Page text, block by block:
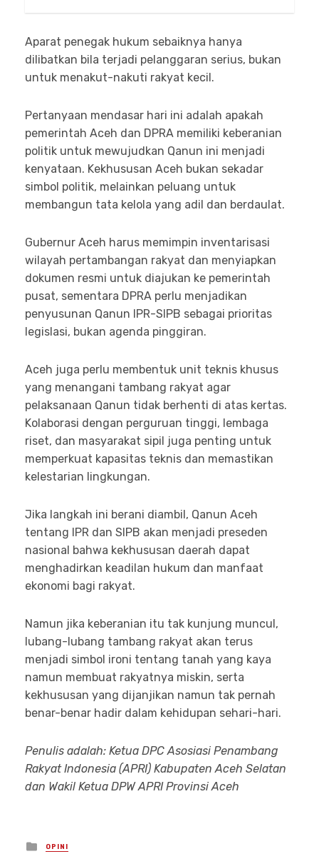
Aparat penegak hukum sebaiknya hanya
dilibatkan bila terjadi pelanggaran serius, bukan
untuk menakut-nakuti rakyat kecil.
Pertanyaan mendasar hari ini adalah apakah
pemerintah Aceh dan DPRA memiliki keberanian
politik untuk mewujudkan Qanun ini menjadi
kenyataan. Kekhususan Aceh bukan sekadar
simbol politik, melainkan peluang untuk
membangun tata kelola yang adil dan berdaulat.
Gubernur Aceh harus memimpin inventarisasi
wilayah pertambangan rakyat dan menyiapkan
dokumen resmi untuk diajukan ke pemerintah
pusat, sementara DPRA perlu menjadikan
penyusunan Qanun IPR-SIPB sebagai prioritas
legislasi, bukan agenda pinggiran.
Aceh juga perlu membentuk unit teknis khusus
yang menangani tambang rakyat agar
pelaksanaan Qanun tidak berhenti di atas kertas.
Kolaborasi dengan perguruan tinggi, lembaga
riset, dan masyarakat sipil juga penting untuk
memperkuat kapasitas teknis dan memastikan
kelestarian lingkungan.
Jika langkah ini berani diambil, Qanun Aceh
tentang IPR dan SIPB akan menjadi preseden
nasional bahwa kekhususan daerah dapat
menghadirkan keadilan hukum dan manfaat
ekonomi bagi rakyat.
Namun jika keberanian itu tak kunjung muncul,
lubang-lubang tambang rakyat akan terus
menjadi simbol ironi tentang tanah yang kaya
namun membuat rakyatnya miskin, serta
kekhususan yang dijanjikan namun tak pernah
benar-benar hadir dalam kehidupan sehari-hari.
Penulis adalah: Ketua DPC Asosiasi Penambang
Rakyat Indonesia (APRI) Kabupaten Aceh Selatan
dan Wakil Ketua DPW APRI Provinsi Aceh
Posted
OPINI